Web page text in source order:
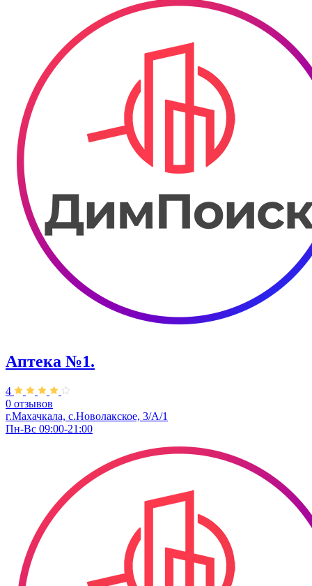
Аптека №1.
4
0 отзывов
г.Махачкала, с.​Новолакское, 3/А/1
Пн-Вс 09:00-21:00